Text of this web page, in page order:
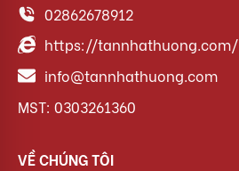
02862678912
https://tannhathuong.com/
info@tannhathuong.com
MST: 0303261360
VỀ CHÚNG TÔI